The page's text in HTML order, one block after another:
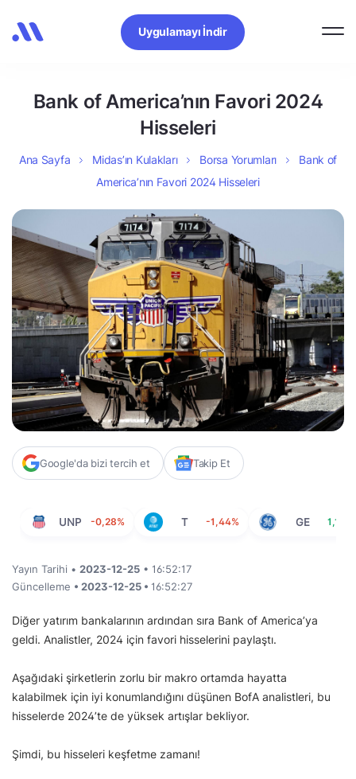
Uygulamayı İndir
Bank of America’nın Favori 2024
Hisseleri
Ana Sayfa Midas’ın Kulakları Borsa Yorumları
Bank of
America’nın Favori 2024 Hisseleri
Google'da bizi tercih et Takip Et
UNP -0,28% T -1,44% GE 1,15%
Yayın Tarihi • 2023-12-25 • 16:52:17
Güncelleme • 2023-12-25 • 16:52:27
Diğer yatırım bankalarının ardından sıra Bank of America’ya
geldi. Analistler, 2024 için favori hisselerini paylaştı.
Aşağıdaki şirketlerin zorlu bir makro ortamda hayatta
kalabilmek için iyi konumlandığını düşünen BofA analistleri, bu
hisselerde 2024’te de yüksek artışlar bekliyor.
Şimdi, bu hisseleri keşfetme zamanı!